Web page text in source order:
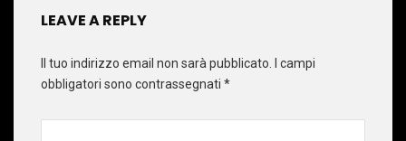
LEAVE A REPLY
Il tuo indirizzo email non sarà pubblicato.
I campi
obbligatori sono contrassegnati *